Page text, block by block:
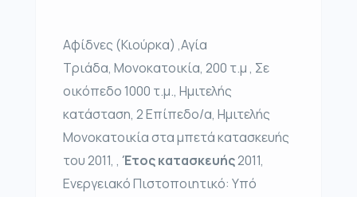
Αφίδνες (Κιούρκα) ,Αγία
Τριάδα, Μονοκατοικία, 200 τ.μ , Σε
οικόπεδο 1000 τ.μ., Ημιτελής
κατάσταση, 2 Επίπεδο/α, Ημιτελής
Μονοκατοικία στα μπετά κατασκευής
του 2011, , Έτος κατασκευής2011,
Ενεργειακό Πιστοποιητικό: Υπό